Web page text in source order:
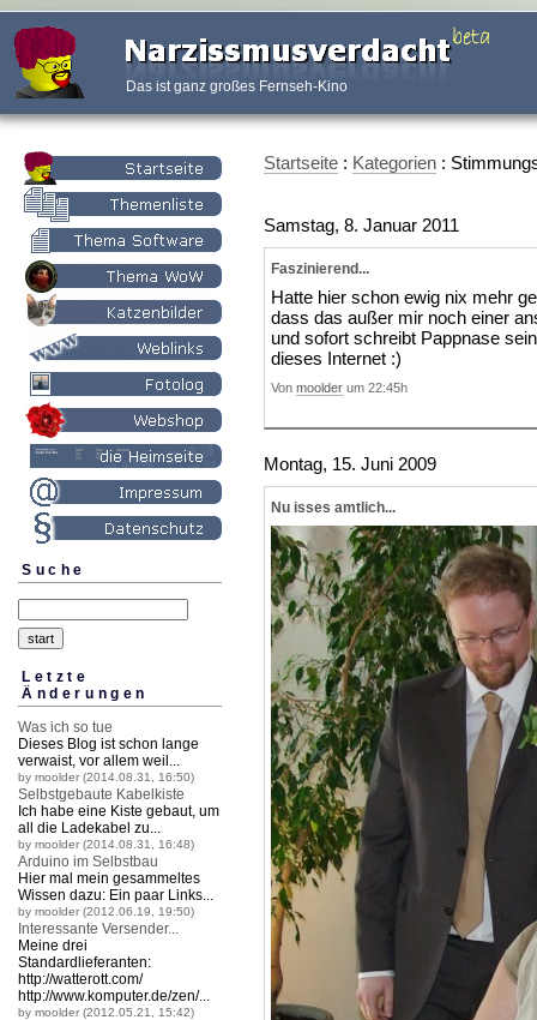
Das ist ganz großes Fernseh-Kino
Suche
Letzte
Änderungen
Was ich so tue
Dieses Blog ist schon lange
verwaist, vor allem weil...
by moolder (2014.08.31, 16:50)
Selbstgebaute Kabelkiste
Ich habe eine Kiste gebaut, um
all die Ladekabel zu...
by moolder (2014.08.31, 16:48)
Arduino im Selbstbau
Hier mal mein gesammeltes
Wissen dazu: Ein paar Links...
by moolder (2012.06.19, 19:50)
Interessante Versender...
Meine drei
Standardlieferanten:
http://watterott.com/
http://www.komputer.de/zen/...
by moolder (2012.05.21, 15:42)
Startseite : Kategorien :
Samstag, 8. Januar 2011
Faszinierend...
Hatte hier schon ewig nix mehr
dass das außer mir noch einer
und sofort schreibt Pappnase
dieses Internet :)
Von moolder um 22:45h
Montag, 15. Juni 2009
Nu isses amtlich...